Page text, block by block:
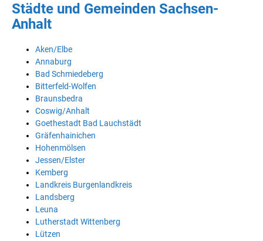
Städte und Gemeinden Sachsen-
Anhalt
Aken/Elbe
Annaburg
Bad Schmiedeberg
Bitterfeld-Wolfen
Braunsbedra
Coswig/Anhalt
Goethestadt Bad Lauchstädt
Gräfenhainichen
Hohenmölsen
Jessen/Elster
Kemberg
Landkreis Burgenlandkreis
Landsberg
Leuna
Lutherstadt Wittenberg
Lützen